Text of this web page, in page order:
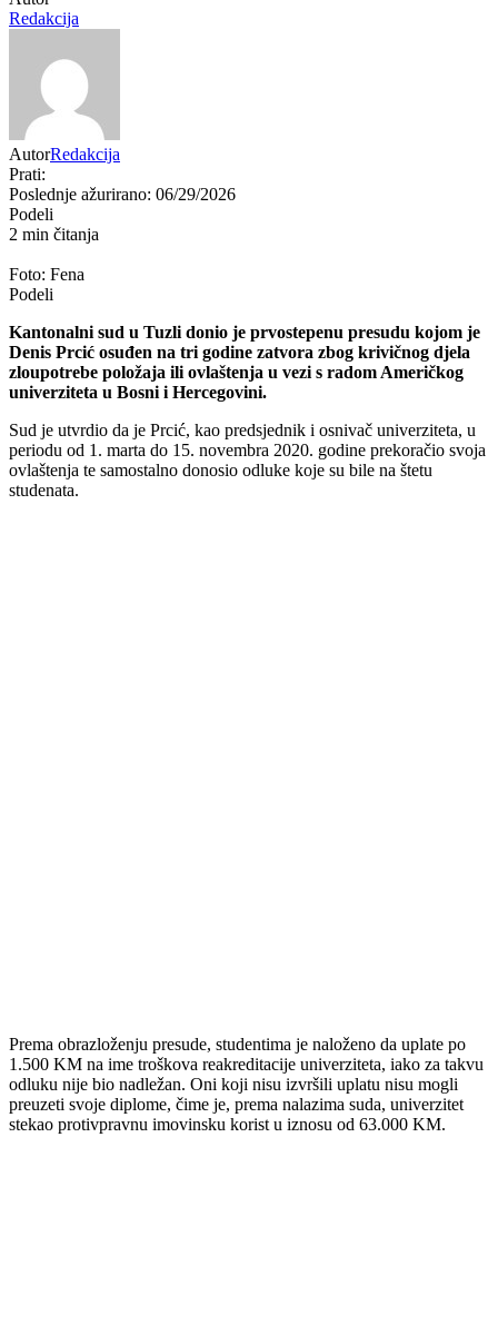
Redakcija
AutorRedakcija
Prati:
Poslednje ažurirano: 06/29/2026
Podeli
2 min čitanja
Foto: Fena
Podeli
Kantonalni sud u Tuzli donio je prvostepenu presudu kojom je
Denis Prcić osuđen na tri godine zatvora zbog krivičnog djela
zloupotrebe položaja ili ovlaštenja u vezi s radom Američkog
univerziteta u Bosni i Hercegovini.
Sud je utvrdio da je Prcić, kao predsjednik i osnivač univerziteta, u
periodu od 1. marta do 15. novembra 2020. godine prekoračio svoja
ovlaštenja te samostalno donosio odluke koje su bile na štetu
studenata.
Prema obrazloženju presude, studentima je naloženo da uplate po
1.500 KM na ime troškova reakreditacije univerziteta, iako za takvu
odluku nije bio nadležan. Oni koji nisu izvršili uplatu nisu mogli
preuzeti svoje diplome, čime je, prema nalazima suda, univerzitet
stekao protivpravnu imovinsku korist u iznosu od 63.000 KM.